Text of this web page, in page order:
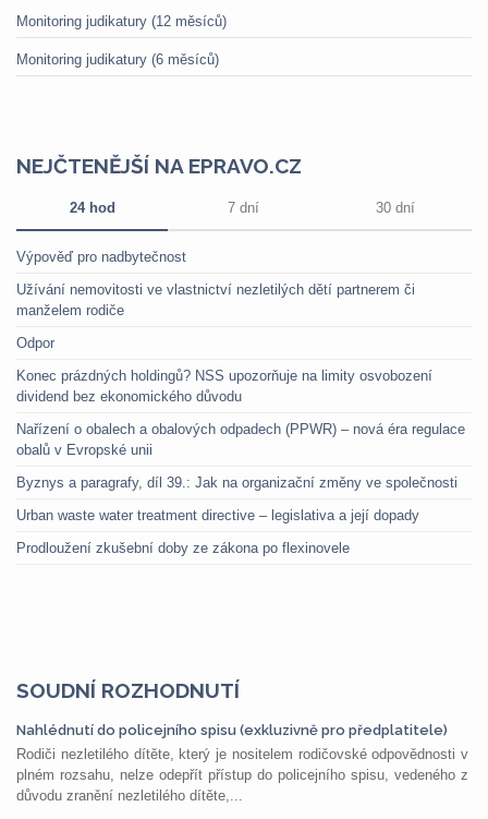
Monitoring judikatury (12 měsíců)
Monitoring judikatury (6 měsíců)
NEJČTENĚJŠÍ NA EPRAVO.CZ
24 hod 7 dní 30 dní
Výpověď pro nadbytečnost
Užívání nemovitosti ve vlastnictví nezletilých dětí partnerem či
manželem rodiče
Odpor
Konec prázdných holdingů? NSS upozorňuje na limity osvobození
dividend bez ekonomického důvodu
Nařízení o obalech a obalových odpadech (PPWR) – nová éra regulace
obalů v Evropské unii
Byznys a paragrafy, díl 39.: Jak na organizační změny ve společnosti
Urban waste water treatment directive – legislativa a její dopady
Prodloužení zkušební doby ze zákona po flexinovele
SOUDNÍ ROZHODNUTÍ
Nahlédnutí do policejního spisu (exkluzivně pro předplatitele)
Rodiči nezletilého dítěte, který je nositelem rodičovské odpovědnosti v
plném rozsahu, nelze odepřít přístup do policejního spisu, vedeného z
důvodu zranění nezletilého dítěte,...